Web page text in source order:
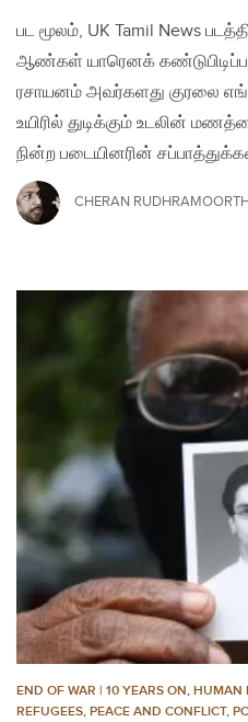
பட மூலம், UK Tamil News
ஆண்கள் யாரெனக்
ரசாயனம் அவர்களது குரலை
உயிரில் துடிக்கும் உடலின்
நின்ற படையினரின்
CHERAN
END OF WAR | 10 YEARS ON, HUMAN
REFUGEES, PEACE AND CONFLICT,